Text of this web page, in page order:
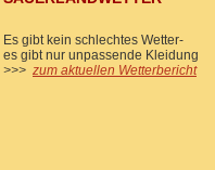
Es gibt kein schlechtes Wetter-
es gibt nur unpassende Kleidung
>>> zum aktuellen Wetterbericht